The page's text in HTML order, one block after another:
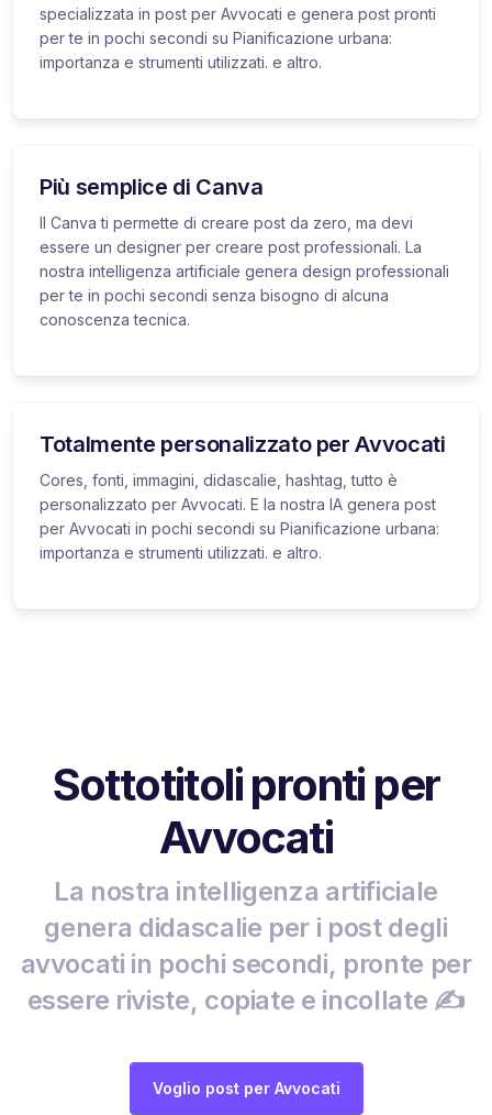
specializzata in post per Avvocati e genera post pronti
per te in pochi secondi su Pianificazione urbana:
importanza e strumenti utilizzati. e altro.
Più semplice di Canva
Il Canva ti permette di creare post da zero, ma devi
essere un designer per creare post professionali. La
nostra intelligenza artificiale genera design professionali
per te in pochi secondi senza bisogno di alcuna
conoscenza tecnica.
Totalmente personalizzato per Avvocati
Cores, fonti, immagini, didascalie, hashtag, tutto è
personalizzato per Avvocati. E la nostra IA genera post
per Avvocati in pochi secondi su Pianificazione urbana:
importanza e strumenti utilizzati. e altro.
Sottotitoli pronti per
Avvocati
La nostra intelligenza artificiale
genera didascalie per i post degli
avvocati in pochi secondi, pronte per
essere riviste, copiate e incollate ✍️
Voglio post per Avvocati